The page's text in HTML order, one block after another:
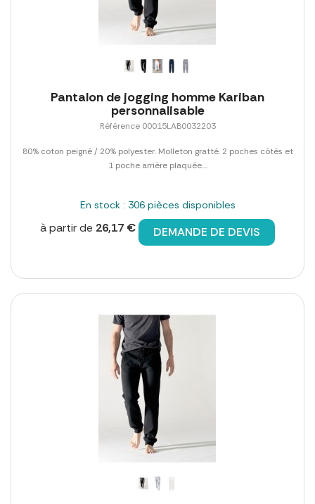
Pantalon de jogging homme Kariban
personnalisable
Référence 00015LAB0032203
80% coton peigné / 20% polyester. Molleton gratté. 2 poches côtés et
1 poche arrière plaquée....
En stock : 306 pièces disponibles
à partir de 26,17 € DEMANDE DE DEVIS